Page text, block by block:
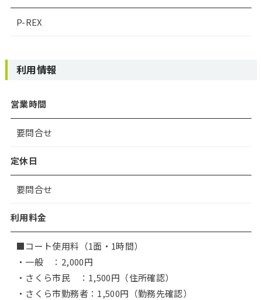
P-REX
利用情報
営業時間
要問合せ
定休日
要問合せ
利用料金
■コート使用料（1面・1時間）
・一般 ：2,000円
・さくら市民 ：1,500円（住所確認）
・さくら市勤務者：1,500円（勤務先確認）